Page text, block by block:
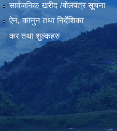
सार्वजनिक खरीद /बोलपत्र सूचना
ऐन, कानुन तथा निर्देशिका
कर तथा शुल्कहरु